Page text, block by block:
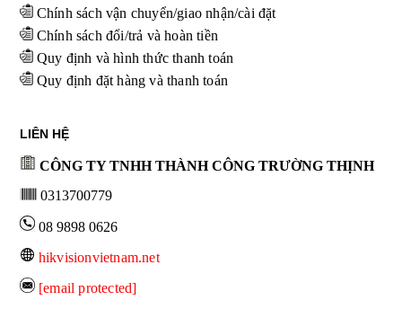
Chính sách vận chuyển/giao nhận/cài đặt
Chính sách đổi/trả và hoàn tiền
Quy định và hình thức thanh toán
Quy định đặt hàng và thanh toán
LIÊN HỆ
CÔNG TY TNHH THÀNH CÔNG TRƯỜNG THỊNH
0313700779
08 9898 0626
hikvisionvietnam.net
[email protected]